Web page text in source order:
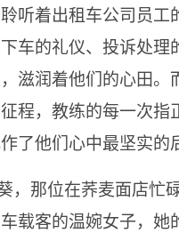
听着出租车公司员工
车的礼仪、投诉处理
滋润着他们的心田。
程，教练的每一次指
了他们心中最坚实的
，那位在荞麦面店忙
载客的温婉女子，她